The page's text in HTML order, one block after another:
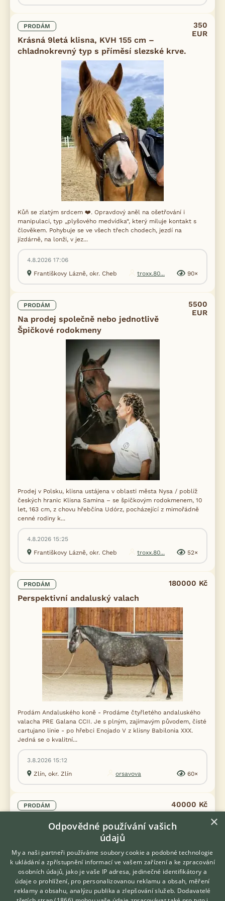
PRODÁM
Krásná 9letá klisna, KVH 155 cm –
chladnokrevný typ s příměsí slezské krve.
350
EUR
Kůň se zlatým srdcem ❤️. Opravdový aněl na ošetřování i
manipulaci, typ „plyšového medvídka“, který miluje kontakt s
člověkem. Pohybuje se ve všech třech chodech, jezdí na
jízdárně, na lonži, v jez...
4.8.2026 17:06
Františkovy Lázně, okr. Cheb
troxx.80... 90×
PRODÁM
Na prodej společně nebo jednotlivě
Špičkové rodokmeny
5500
EUR
Prodej v Polsku, klisna ustájena v oblasti města Nysa / poblíž
českých hranic Klisna Samina – se špičkovým rodokmenem, 10
let, 163 cm, z chovu hřebčína Udórz, pocházející z mimořádně
cenné rodiny k...
4.8.2026 15:25
Františkovy Lázně, okr. Cheb
troxx.80... 52×
PRODÁM
Perspektivní andaluský valach
180000 Kč
Prodám Andaluského koně - Prodáme čtyřletého andaluského
valacha PRE Galana CCII. Je s plným, zajímavým původem, čisté
cartujano linie - po hřebci Enojado V z klisny Babilonia XXX.
Jedná se o kvalitní...
3.8.2026 15:12
Zlín, okr. Zlín
orsavova 60×
PRODÁM 40000 Kč
×
Odpovědné používání vašich
údajů
My a naši partneři používáme soubory cookie a podobné technologie
k ukládání a zpřístupnění informací ve vašem zařízení a ke zpracování
osobních údajů, jako je vaše IP adresa, jedinečné identifikátory a
údaje o prohlížení, pro personalizovanou reklamu a obsah, měření
reklamy a obsahu, analýzu publika a zlepšování služeb. Dodavatelé